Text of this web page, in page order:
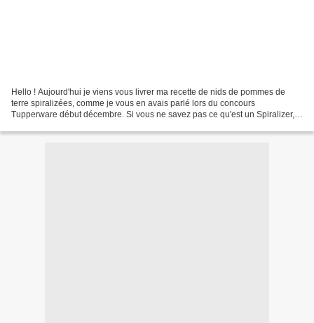
Hello ! Aujourd'hui je viens vous livrer ma recette de nids de pommes de
terre spiralizées, comme je vous en avais parlé lors du concours
Tupperware début décembre. Si vous ne savez pas ce qu'est un Spiralizer,